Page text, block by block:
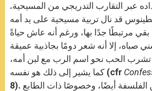
عبر التقارب التدريجي من المسيحية.
قد نال تربية مسيحية على يد أمه
بقي مرتبطًا جدًا بها، ورغم أنه عاش حياةً
صباه، إلا أنه شعر دومًا بجاذبية عميقة
تشرب الحب نحو اسم الرب مع لبن أمه،
كما يشير إلى ذلك هو نفسه (cfr
8). ولكن الفلسفة أيضًا، وخصوصًا ذات الطابع